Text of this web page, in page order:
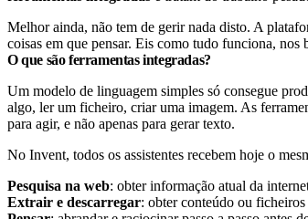
Melhor ainda, não tem de gerir nada disto. A
coisas em que pensar. Eis como tudo funciona, nos
O que são ferramentas integradas?
Um modelo de linguagem simples só consegue
algo, ler um ficheiro, criar uma imagem. As
para agir, e não apenas para gerar texto.
No Invent, todos os assistentes recebem hoje o
Pesquisa na web: obter informação atual da
Extrair e descarregar: obter conteúdo ou